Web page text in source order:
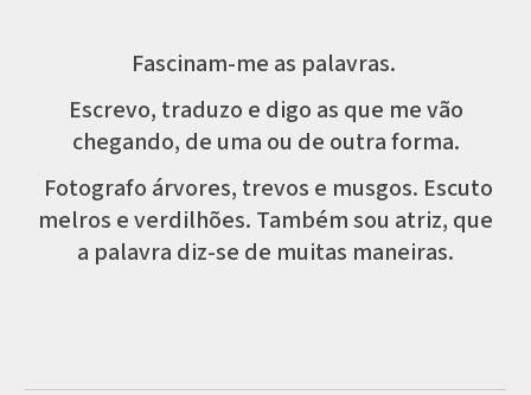
Fascinam-me as palavras.
Escrevo, traduzo e digo as que me vão
chegando, de uma ou de outra forma.
Fotografo árvores, trevos e musgos. Escuto
melros e verdilhões. Também sou atriz, que
a palavra diz-se de muitas maneiras.